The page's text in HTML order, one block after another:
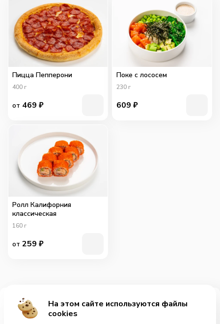
Добавить за 199₽
Пицца Пепперони
400 г
от 469 ₽
Поке с лососем
230 г
609 ₽
Ролл Калифорния
классическая
160 г
от 259 ₽
На этом сайте используются файлы
cookies